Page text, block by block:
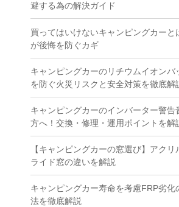
避する為の解決ガイド
買ってはいけないキャンピングカーと
が後悔を防ぐカギ
キャンピングカーのリチウムイオンバ
を防ぐ火災リスクと安全対策を徹底解
キャンピングカーのインバーター警告
方へ！交換・修理・運用ポイントを解
【キャンピングカーの窓選び】アクリ
ライド窓の違いを解説
キャンピングカー寿命を考慮FRP劣化
法を徹底解説